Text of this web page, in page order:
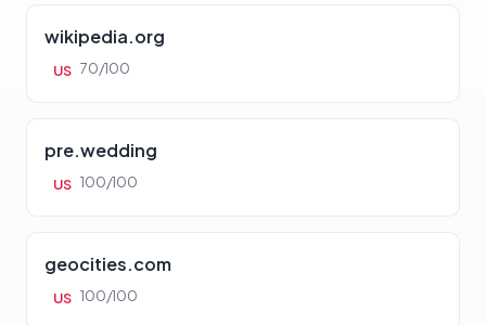
wikipedia.org
US 70/100
pre.wedding
US 100/100
geocities.com
US 100/100